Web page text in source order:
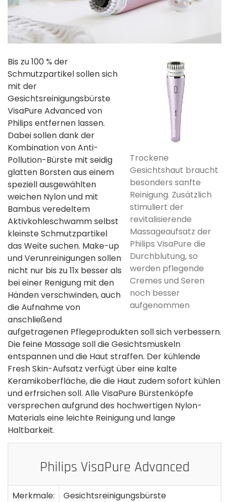
Trockene
Gesichtshaut braucht
besonders sanfte
Reinigung. Zusätzlich
stimuliert der
revitalisierende
Massageaufsatz der
Philips VisaPure die
Durchblutung, so
werden pflegende
Cremes und Seren
noch besser
aufgenommen
Bis zu 100 % der
Schmutzpartikel sollen sich
mit der
Gesichtsreinigungsbürste
VisaPure Advanced von
Philips entfernen lassen.
Dabei sollen dank der
Kombination von Anti-
Pollution-Bürste mit seidig
glatten Borsten aus einem
speziell ausgewählten
weichen Nylon und mit
Bambus veredeltem
Aktivkohleschwamm selbst
kleinste Schmutzpartikel
das Weite suchen. Make-up
und Verunreinigungen sollen
nicht nur bis zu 11x besser als
bei einer Renigung mit den
Händen verschwinden, auch
die Aufnahme von
anschließend
aufgetragenen Pflegeprodukten soll sich verbessern.
Die feine Massage soll die Gesichtsmuskeln
entspannen und die Haut straffen. Der kühlende
Fresh Skin-Aufsatz verfügt über eine kalte
Keramikoberfläche, die die Haut zudem sofort kühlen
und erfrsichen soll. Alle VisaPure Bürstenköpfe
versprechen aufgrund des hochwertigen Nylon-
Materials eine leichte Reinigung und lange
Haltbarkeit.
Philips VisaPure Advanced
Merkmale:
Gesichtsreinigungsbürste